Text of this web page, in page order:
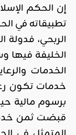
إن الحكم
تطبيقاته في
الربحي،
الخليفة فيها
الخدمات
خدمات تكون
برسوم مالية
قبضت ثمن